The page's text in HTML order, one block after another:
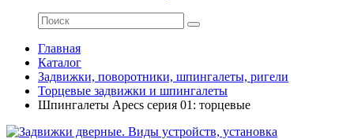
Главная
Каталог
Задвижки, поворотники, шпингалеты, ригели
Торцевые задвижки и шпингалеты
Шпингалеты Apecs серия 01: торцевые